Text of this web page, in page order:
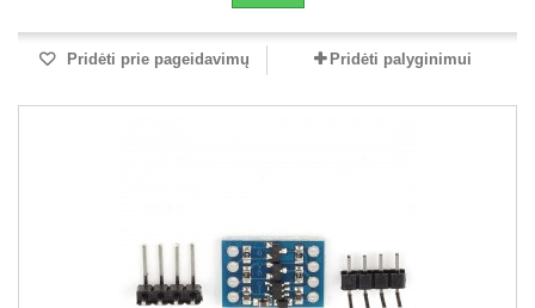
Pridėti prie pageidavimų Pridėti palyginimui